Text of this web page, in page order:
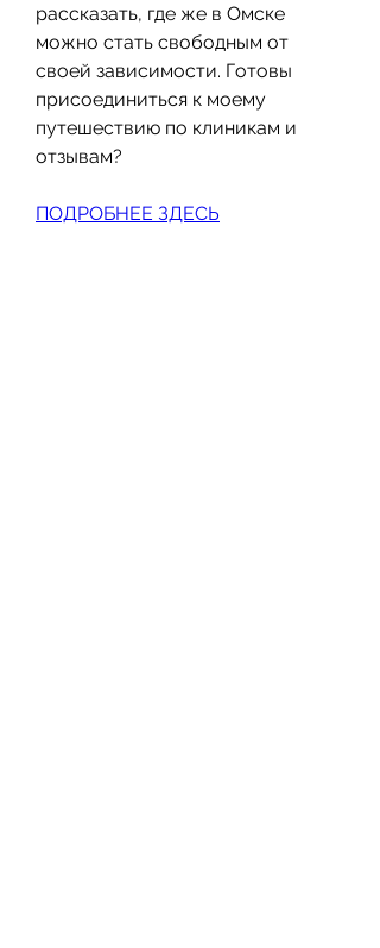
рассказать, где же в Омске
можно стать свободным от
своей зависимости. Готовы
присоединиться к моему
путешествию по клиникам и
отзывам?
ПОДРОБНЕЕ ЗДЕСЬ